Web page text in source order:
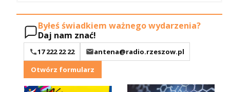
Byłeś świadkiem ważnego wydarzenia?
Daj nam znać!
17 222 22 22
antena@radio.rzeszow.pl
Otwórz formularz